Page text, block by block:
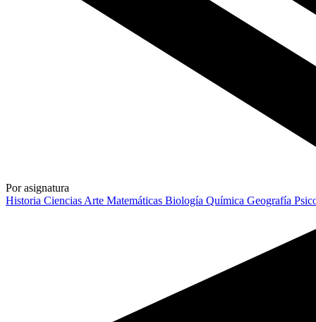
Por asignatura
Historia Ciencias Arte Matemáticas Biología Química Geografía